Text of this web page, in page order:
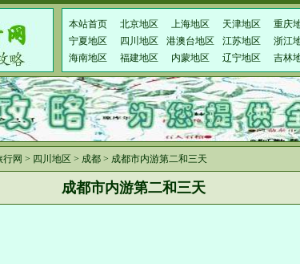
本站首页 北京地区 上海地区 天津地区 重庆
宁夏地区
四川地区 港澳台地区 江苏地区 浙江
海南地区
福建地区 内蒙地区 辽宁地区 吉林
行网 > 四川地区 > 成都 > 成都市内游第二和三天
成都市内游第二和三天